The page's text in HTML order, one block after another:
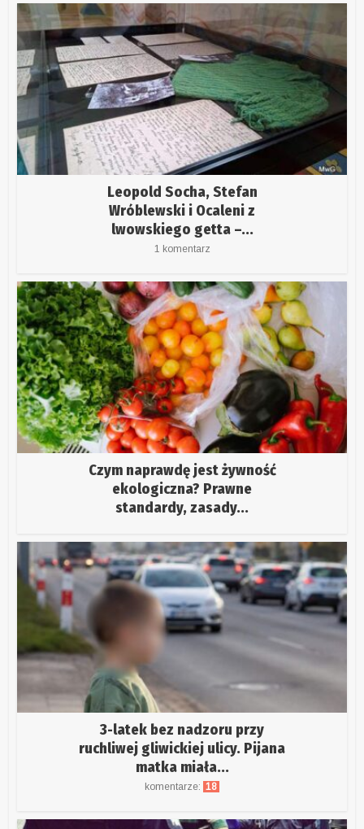
Leopold Socha, Stefan
Wróblewski i Ocaleni z
lwowskiego getta –...
1 komentarz
Czym naprawdę jest żywność
ekologiczna? Prawne
standardy, zasady...
3-latek bez nadzoru przy
ruchliwej gliwickiej ulicy. Pijana
matka miała...
komentarze: 18